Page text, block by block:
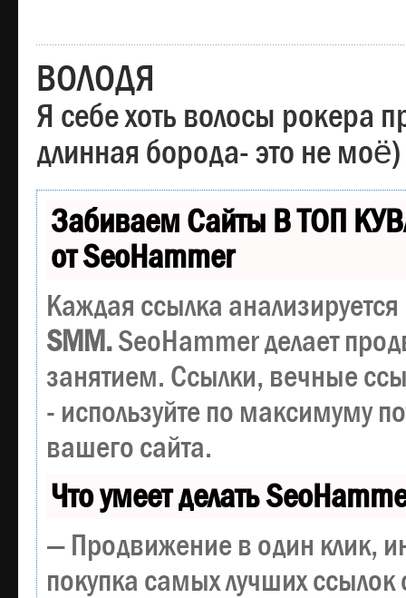
ВОЛОДЯ
Я себе хоть волосы рокера
длинная борода- это не моё)
Забиваем Сайты В ТОП
от SeoHammer
Каждая ссылка
SMM.SeoHammer делает
занятием. Ссылки, вечные
- используйте по максимуму
вашего сайта.
Что умеет делать
— Продвижение в один клик,
покупка самых лучших ссылок